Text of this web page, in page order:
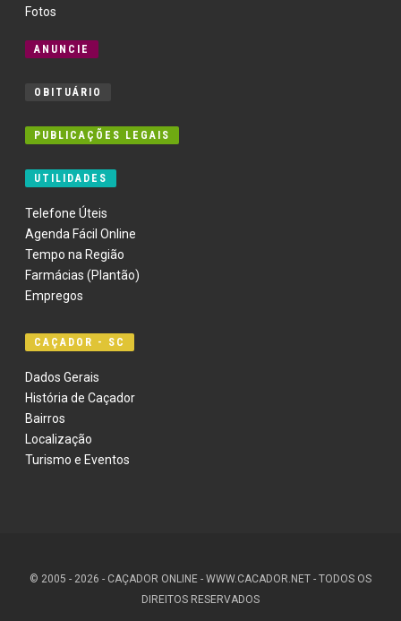
Fotos
ANUNCIE
OBITUÁRIO
PUBLICAÇÕES LEGAIS
UTILIDADES
Telefone Úteis
Agenda Fácil Online
Tempo na Região
Farmácias (Plantão)
Empregos
CAÇADOR - SC
Dados Gerais
História de Caçador
Bairros
Localização
Turismo e Eventos
© 2005 - 2026 - CAÇADOR ONLINE - WWW.CACADOR.NET - TODOS OS
DIREITOS RESERVADOS